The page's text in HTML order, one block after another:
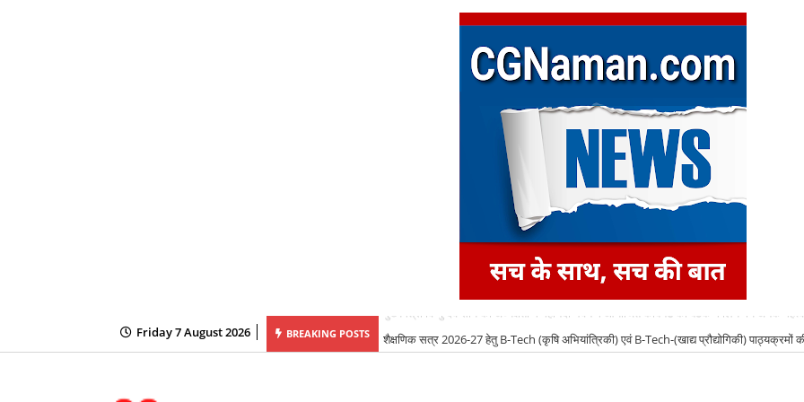
Friday 7 August 2026 BREAKING POSTS
में महानदी भवन में आयोजित कैबिनेट की बैठक में लिये गये अनेक महत्वपूर्ण निर्णय शैक्षणिक सत्र 2026-27 हेतु B-Tech (कृषि अभियांत्रिकी) एवं B-Tech-(खाद्य प्रौद्योगिकी) पाठ्यक्रमों की